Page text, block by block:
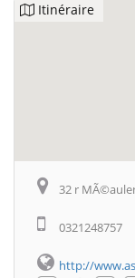
Itinéraire
32 r
0321248757
http://